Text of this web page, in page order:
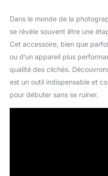
Dans le monde de la
se révèle souvent être une
Cet accessoire, bien que
ou d’un appareil plus
qualité des clichés.
est un outil indispensable et
pour débuter sans se ruiner.